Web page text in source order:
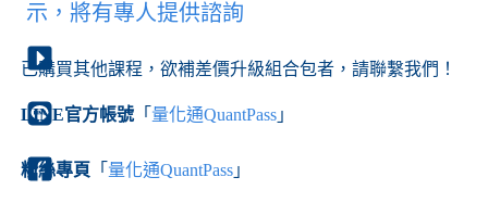
示，將有專人提供諮詢
已購買其他課程，欲補差價升級組合包者，請聯繫我們！
LINE官方帳號「 量化通QuantPass 」
粉絲專頁 「 量化通QuantPass 」